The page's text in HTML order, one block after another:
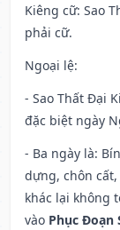
Kiêng cữ: Sao
phải cữ.
Ngoại lệ:
- Sao Thất Đại
đặc biệt ngày
- Ba ngày là:
dựng, chôn
khác lại không
vào Phục Đoạn